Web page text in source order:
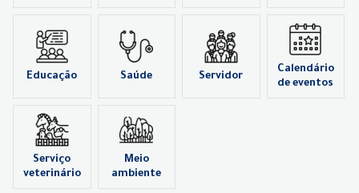
Educação Saúde Servidor
Calendário
de eventos
Serviço
veterinário
Meio
ambiente